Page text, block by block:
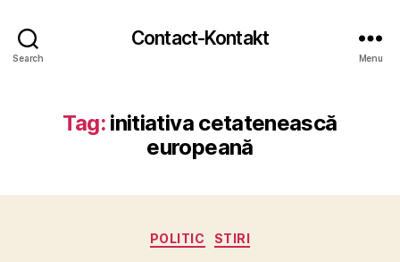
Search
Contact-Kontakt
Menu
Tag: initiativa cetatenească
europeană
Categories
POLITIC STIRI